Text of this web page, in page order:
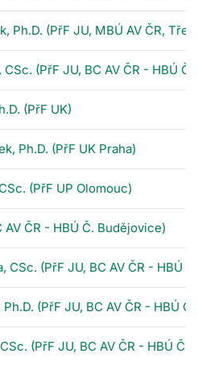
Ph.D. (PřF JU, MBÚ AV ČR,
(PřF JU, BC AV ČR - HBÚ
(PřF UK)
Ph.D. (PřF UK Praha)
(PřF UP Olomouc)
ČR - HBÚ Č. Budějovice)
CSc. (PřF JU, BC AV ČR - HBÚ
(PřF JU, BC AV ČR - HBÚ
(PřF JU, BC AV ČR - HBÚ Č.